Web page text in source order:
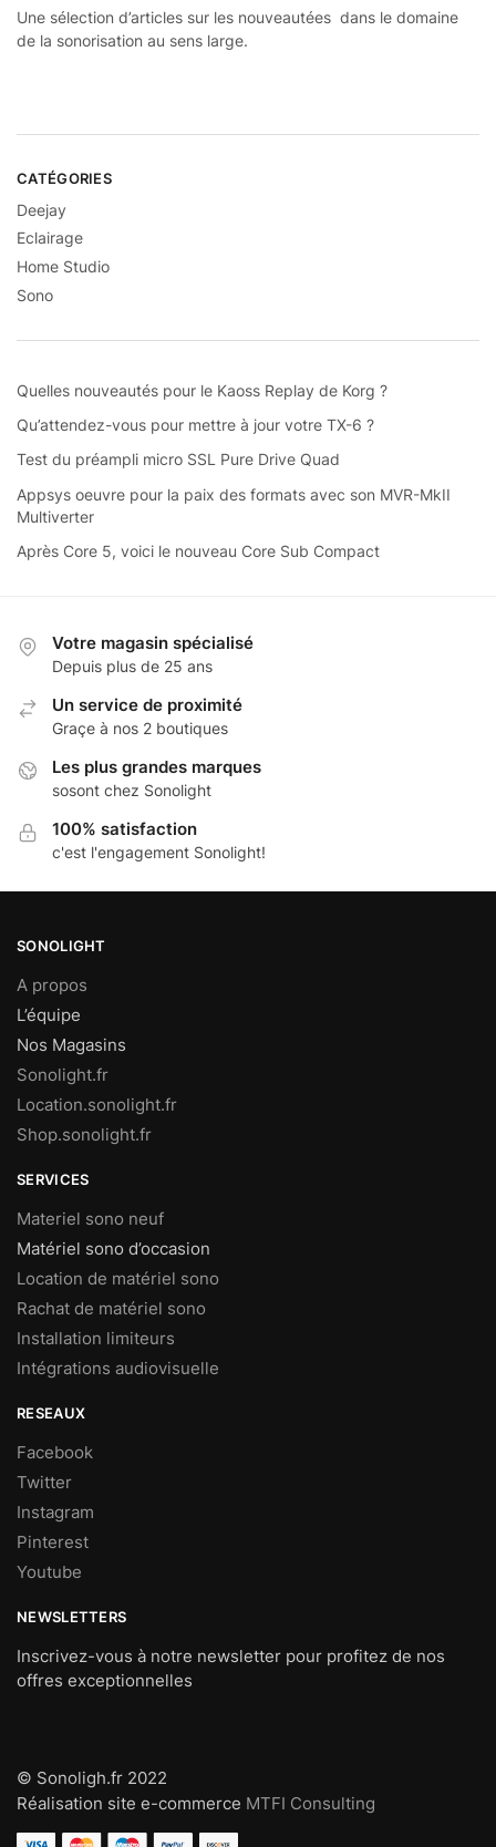
Une sélection d’articles sur les nouveautées dans le domaine
de la sonorisation au sens large.
CATÉGORIES
Deejay
Eclairage
Home Studio
Sono
Quelles nouveautés pour le Kaoss Replay de Korg ?
Qu’attendez-vous pour mettre à jour votre TX-6 ?
Test du préampli micro SSL Pure Drive Quad
Appsys oeuvre pour la paix des formats avec son MVR-MkII
Multiverter
Après Core 5, voici le nouveau Core Sub Compact
Votre magasin spécialisé
Depuis plus de 25 ans
Un service de proximité
Graçe à nos 2 boutiques
Les plus grandes marques
sosont chez Sonolight
100% satisfaction
c'est l'engagement Sonolight!
SONOLIGHT
A propos
L’équipe
Nos Magasins
Sonolight.fr
Location.sonolight.fr
Shop.sonolight.fr
SERVICES
Materiel sono neuf
Matériel sono d’occasion
Location de matériel sono
Rachat de matériel sono
Installation limiteurs
Intégrations audiovisuelle
RESEAUX
Facebook
Twitter
Instagram
Pinterest
Youtube
NEWSLETTERS
Inscrivez-vous à notre newsletter pour profitez de nos
offres exceptionnelles
© Sonoligh.fr 2022
Réalisation site e-commerce MTFI Consulting